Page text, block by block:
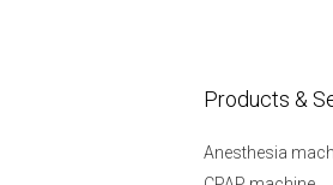
Products &
Anesthesia